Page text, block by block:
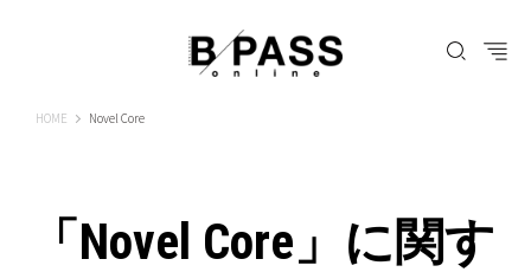
HOME B-PASS ONLINE
Novel Core
「Novel Core」に関す